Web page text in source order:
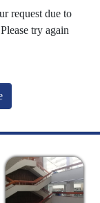
request due to
try again